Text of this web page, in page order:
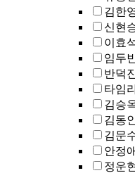
김한
신현
이효
임두
반덕
타임
김승
김동
김문
안정애
정운현